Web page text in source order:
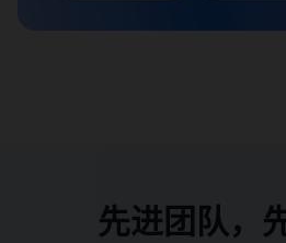
先进团队，